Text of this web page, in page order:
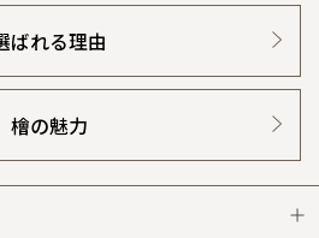
ばれる理由
檜の魅力